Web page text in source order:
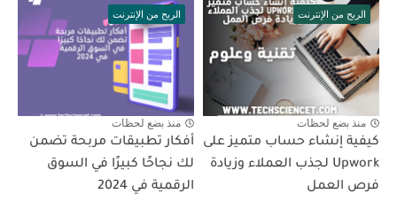
الربح من الإنترنت
منذ بضع لحظات
كيفية إنشاء حساب متميز على
Upwork لجذب العملاء وزيادة
فرص العمل
الربح من الإنترنت
منذ بضع لحظات
أفكار تطبيقات مربحة تضمن
لك نجاحًا كبيرًا في السوق
الرقمية في 2024